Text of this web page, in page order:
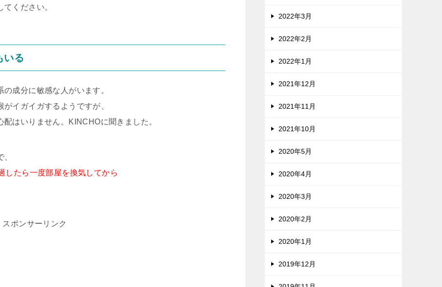
ください。
いる
成分に敏感な人がいます。
イガイガするようですが、
はいりません。KINCHOに聞きました。
したら一度部屋を換気してから
スポンサーリンク
2022年3月
2022年2月
2022年1月
2021年12月
2021年11月
2021年10月
2020年5月
2020年4月
2020年3月
2020年2月
2020年1月
2019年12月